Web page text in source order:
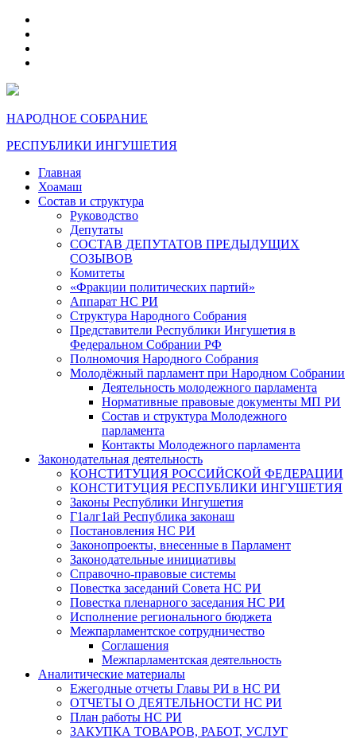
НАРОДНОЕ СОБРАНИЕ
РЕСПУБЛИКИ ИНГУШЕТИЯ
Главная
Хоамаш
Состав и структура
Руководство
Депутаты
СОСТАВ ДЕПУТАТОВ ПРЕДЫДУЩИХ
СОЗЫВОВ
Комитеты
«Фракции политических партий»
Аппарат НС РИ
Структура Народного Собрания
Представители Республики Ингушетия в
Федеральном Собрании РФ
Полномочия Народного Собрания
Молодёжный парламент при Народном Собрании
Деятельность молодежного парламента
Нормативные правовые документы МП РИ
Состав и структура Молодежного
парламента
Контакты Молодежного парламента
Законодательная деятельность
КОНСТИТУЦИЯ РОССИЙСКОЙ ФЕДЕРАЦИИ
КОНСТИТУЦИЯ РЕСПУБЛИКИ ИНГУШЕТИЯ
Законы Республики Ингушетия
Г1алг1ай Республика законаш
Постановления НС РИ
Законопроекты, внесенные в Парламент
Законодательные инициативы
Справочно-правовые системы
Повестка заседаний Совета НС РИ
Повестка пленарного заседания НС РИ
Исполнение регионального бюджета
Межпарламентское сотрудничество
Соглашения
Межпарламентская деятельность
Аналитические материалы
Ежегодные отчеты Главы РИ в НС РИ
ОТЧЕТЫ О ДЕЯТЕЛЬНОСТИ НС РИ
План работы НС РИ
ЗАКУПКА ТОВАРОВ, РАБОТ, УСЛУГ